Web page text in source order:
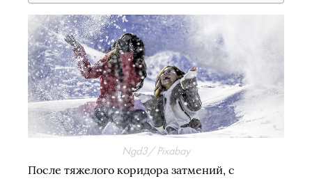
Ngd3/ Pixabay
После тяжелого коридора затмений, с